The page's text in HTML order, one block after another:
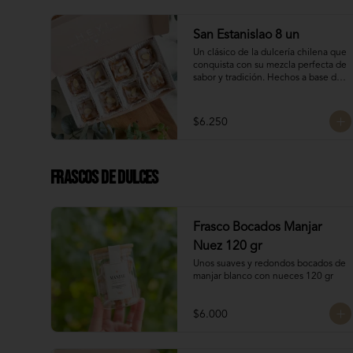
San Estanislao 8 un
Un clásico de la dulcería chilena que
conquista con su mezcla perfecta de
sabor y tradición. Hechos a base de
Mom, cada San Estanislao guarda
ese toque casero y especial que solo
$6.250
Frascos de Dulces
Frasco Bocados Manjar
Nuez 120 gr
Unos suaves y redondos bocados de
manjar blanco con nueces 120 gr
$6.000